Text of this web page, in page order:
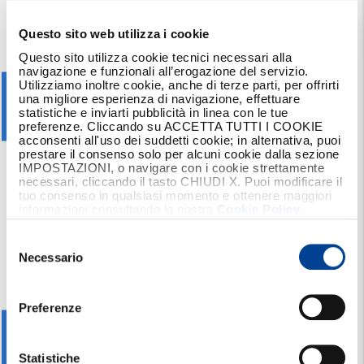
Questo sito web utilizza i cookie
Questo sito utilizza cookie tecnici necessari alla
navigazione e funzionali all’erogazione del servizio.
Utilizziamo inoltre cookie, anche di terze parti, per offrirti
una migliore esperienza di navigazione, effettuare
statistiche e inviarti pubblicità in linea con le tue
preferenze. Cliccando su ACCETTA TUTTI I COOKIE
acconsenti all'uso dei suddetti cookie; in alternativa, puoi
prestare il consenso solo per alcuni cookie dalla sezione
IMPOSTAZIONI, o navigare con i cookie strettamente
necessari, cliccando il tasto CHIUDI X. Puoi modificare il
tuo consenso in qualsiasi momento e ottenere maggiori
del
consenso
Necessario
Preferenze
Statistiche
Sei in salute? Presenta al tuo Agente Reale
Mutua - al momento della sottoscrizione - lo
scontrino della tua farmacia con i valori a norma
del colesterolo, della pressione arteriosa e
dell’indice di massa corporea.
Per te, subito, unosconto del 15% su Valore
Vita Wellnesso uno sconto del 10% su
RealmenteInSalute Vita Intera, Durata
Definita o Target Fisio (applicato alle garanzie
legate al ricovero, in assenza di limitazioni sul
questionario sanitario).
Sei stato costante e regolare durante l’anno nel
raggiunto la soglia di movimento prevista